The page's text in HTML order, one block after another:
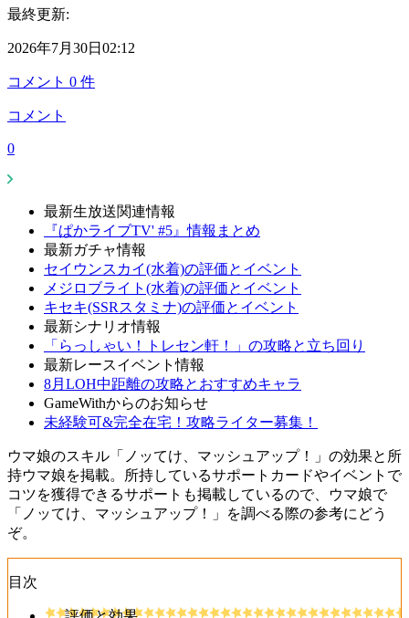
最終更新:
2026年7月30日02:12
コメント 0 件
コメント
0
最新生放送関連情報
『ぱかライブTV' #5』情報まとめ
最新ガチャ情報
セイウンスカイ(水着)の評価とイベント
メジロブライト(水着)の評価とイベント
キセキ(SSRスタミナ)の評価とイベント
最新シナリオ情報
「らっしゃい！トレセン軒！」の攻略と立ち回り
最新レースイベント情報
8月LOH中距離の攻略とおすすめキャラ
GameWithからのお知らせ
未経験可&完全在宅！攻略ライター募集！
ウマ娘のスキル「ノッてけ、マッシュアップ！」の効果と所
持ウマ娘を掲載。所持しているサポートカードやイベントで
コツを獲得できるサポートも掲載しているので、ウマ娘で
「ノッてけ、マッシュアップ！」を調べる際の参考にどう
ぞ。
目次